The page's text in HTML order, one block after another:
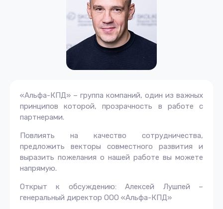
«Альфа-КПД» – группа компаний, один из важных
принципов которой, прозрачность в работе с
партнерами.
Повлиять на качество сотрудничества,
предложить векторы совместного развития и
выразить пожелания о нашей работе вы можете
напрямую.
Открыт к обсуждению: Алексей Лушпей –
генеральный директор ООО «Альфа-КПД»